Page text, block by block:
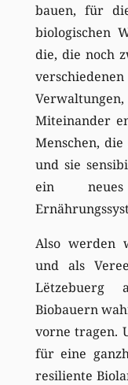
bauen, für
biologischen
die, die noch
Miteinander
Menschen,
und sie
ein
Also werden
und als
Lëtzebuerg
Biobauern
vorne tragen.
für eine
resiliente